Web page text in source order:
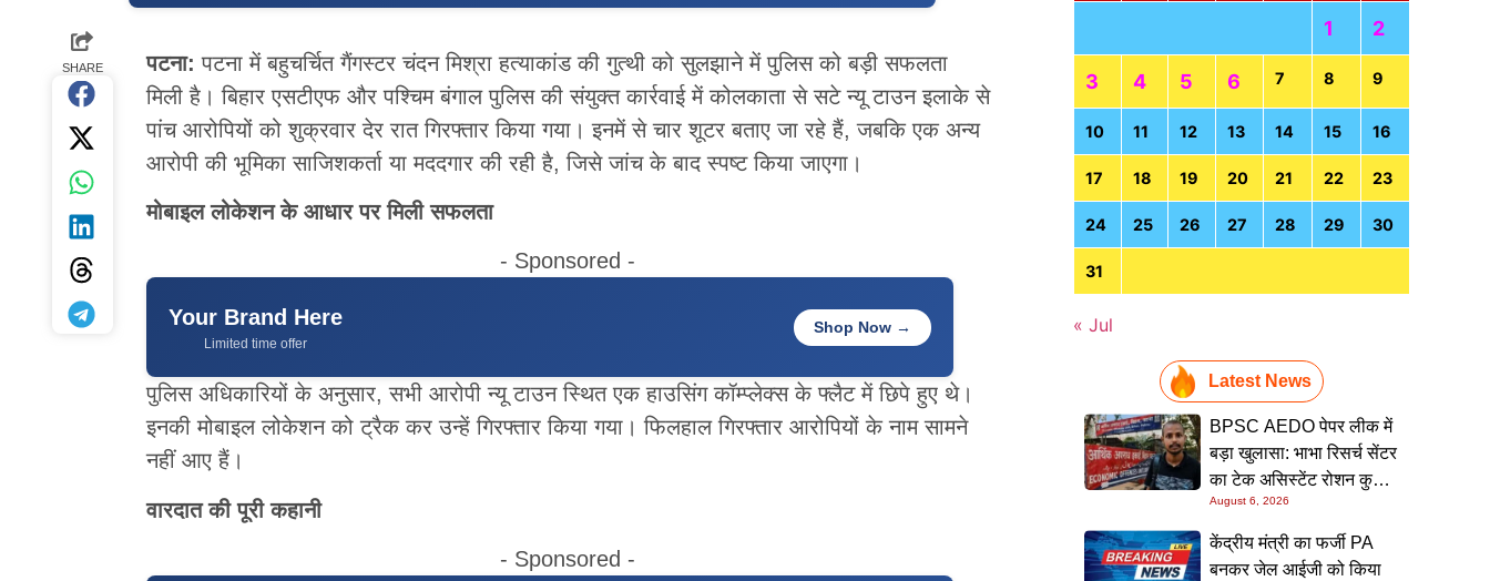
SHARE पटना:पटना में बहुचर्चित गैंगस्टर चंदन मिश्रा हत्याकांड की गुत्थी को सुलझाने में पुलिस को बड़ी सफलता
मिली है। बिहार एसटीएफ और पश्चिम बंगाल पुलिस की संयुक्त कार्रवाई में कोलकाता से सटे न्यू टाउन इलाके से
पांच आरोपियों को शुक्रवार देर रात गिरफ्तार किया गया। इनमें से चार शूटर बताए जा रहे हैं, जबकि एक अन्य
आरोपी की भूमिका साजिशकर्ता या मददगार की रही है, जिसे जांच के बाद स्पष्ट किया जाएगा।
मोबाइल लोकेशन के आधार पर मिली सफलता
- Sponsored -
Your Brand Here
Limited time offer
Shop Now →
पुलिस अधिकारियों के अनुसार, सभी आरोपी न्यू टाउन स्थित एक हाउसिंग कॉम्प्लेक्स के फ्लैट में छिपे हुए थे।
इनकी मोबाइल लोकेशन को ट्रैक कर उन्हें गिरफ्तार किया गया। फिलहाल गिरफ्तार आरोपियों के नाम सामने
नहीं आए हैं।
वारदात की पूरी कहानी
- Sponsored -
1 2
3 4 5 6 7 8 9
10 11 12 13 14 15 16
17 18 19 20 21 22 23
24 25 26 27 28 29 30
31
« Jul
Latest News
BPSC AEDO पेपर लीक में
बड़ा खुलासा: भाभा रिसर्च सेंटर
का टेक असिस्टेंट रोशन कुमार
गिरफ्त में, पटना लाकर होगी
पूछताछ
August 6, 2026
केंद्रीय मंत्री का फर्जी PA
बनकर जेल आईजी को किया